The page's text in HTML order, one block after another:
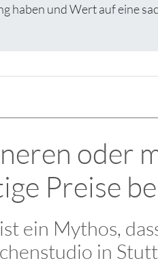
und Wert auf eine
oder
Preise
ein Mythos,
in